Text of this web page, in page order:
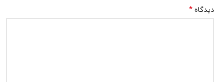
دیدگاه *